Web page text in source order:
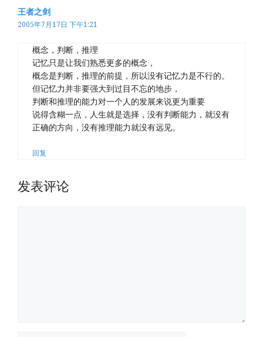
王者之剑
2005年7月17日 下午1:21
概念，判断，推理
记忆只是让我们熟悉更多的概念，
概念是判断，推理的前提，所以没有记忆力是不行的。
但记忆力并非要强大到过目不忘的地步，
判断和推理的能力对一个人的发展来说更为重要
说得含糊一点，人生就是选择，没有判断能力，就没有
正确的方向，没有推理能力就没有远见。
回复
发表评论